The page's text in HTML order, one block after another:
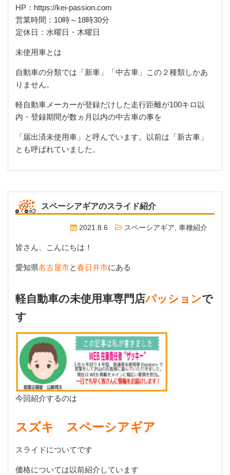
HP ： https://kei-passion.com
営業時間： 10時～ 18時30分
定休日：水曜日・木曜日
未使用車とは
自動車の分類では「新車」「中古車」この２種類しかあ
りません。
軽自動車メーカーが登録だけした走行距離が100キロ以
内・登録期間が数ヵ月以内の中古車の事を
「届出済未使用車」と呼んでいます。以前は「新古車」
とも呼ばれていました。
スペーシアギアのスライド紹介
2021.8.6 スペーシアギア 車種紹介
皆さん、こんにちは！
愛知県名古屋市と春日井市にある
軽自動車の未使用車専門店パッションで
す
今回紹介するのは
スズキ スペーシアギア
スライドについてです
価格については以前紹介しています